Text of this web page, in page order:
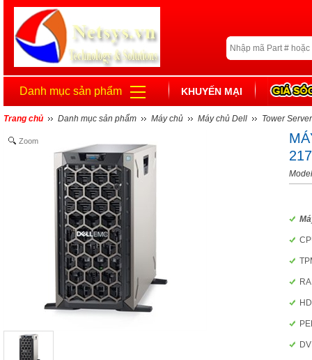
Danh mục sản phẩm KHUYẾN MẠI
Trang chủ Danh mục sản phẩm Máy chủ Máy chủ Dell Tower Server
Zoom